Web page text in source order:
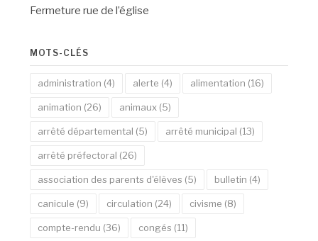
Fermeture rue de l’église
MOTS-CLÉS
administration (4) alerte (4) alimentation (16)
animation (26) animaux (5)
arrêté départemental (5) arrêté municipal (13)
arrêté préfectoral (26)
association des parents d'élèves (5) bulletin (4)
canicule (9) circulation (24) civisme (8)
compte-rendu (36) congés (11)